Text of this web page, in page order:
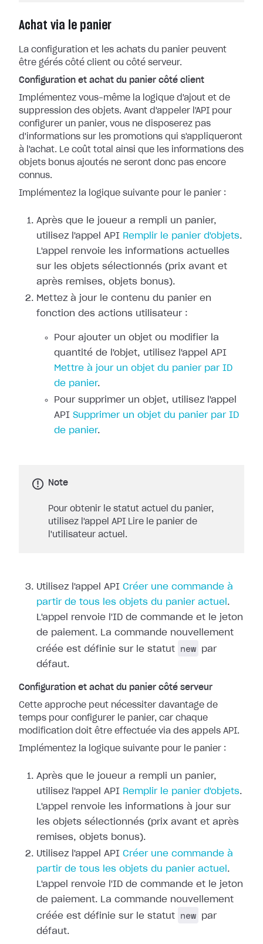
Achat via le panier
La configuration et les achats du panier peuvent
être gérés côté client ou côté serveur.
Configuration et achat du panier côté client
Implémentez vous-même la logique d'ajout et de
suppression des objets. Avant d'appeler l'API pour
configurer un panier, vous ne disposerez pas
d'informations sur les promotions qui s'appliqueront
à l'achat. Le coût total ainsi que les informations des
objets bonus ajoutés ne seront donc pas encore
connus.
Implémentez la logique suivante pour le panier :
Après que le joueur a rempli un panier,
utilisez l'appel API Remplir le panier d'objets.
L'appel renvoie les informations actuelles
sur les objets sélectionnés (prix avant et
après remises, objets bonus).
Mettez à jour le contenu du panier en
fonction des actions utilisateur :
Pour ajouter un objet ou modifier la
quantité de l'objet, utilisez l'appel API
Mettre à jour un objet du panier par ID
de panier.
Pour supprimer un objet, utilisez l'appel
API Supprimer un objet du panier par ID
de panier.
Note
Pour obtenir le statut actuel du panier,
utilisez l'appel API Lire le panier de
l'utilisateur actuel.
Utilisez l'appel API Créer une commande à
partir de tous les objets du panier actuel .
L'appel renvoie l'ID de commande et le jeton
de paiement. La commande nouvellement
créée est définie sur le statut
new
par
défaut.
Configuration et achat du panier côté serveur
Cette approche peut nécessiter davantage de
temps pour configurer le panier, car chaque
modification doit être effectuée via des appels API.
Implémentez la logique suivante pour le panier :
Après que le joueur a rempli un panier,
utilisez l'appel API Remplir le panier d'objets.
L'appel renvoie les informations à jour sur
les objets sélectionnés (prix avant et après
remises, objets bonus).
Utilisez l'appel API Créer une commande à
partir de tous les objets du panier actuel .
L'appel renvoie l'ID de commande et le jeton
de paiement. La commande nouvellement
créée est définie sur le statut
new
par
défaut.